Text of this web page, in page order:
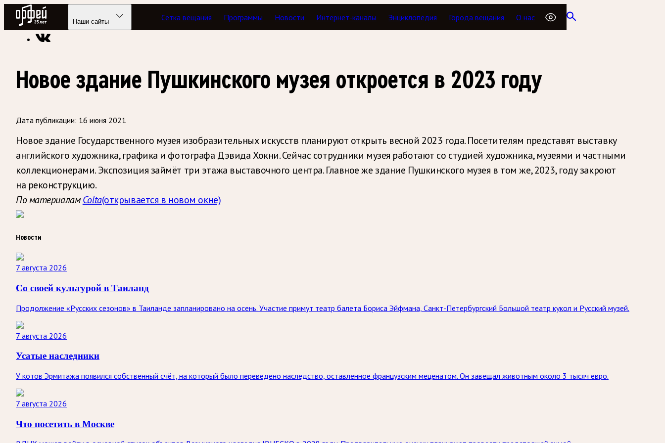
Радио Орфей
Наши сайты Сетка вещания Программы Новости Интернет-каналы Энциклопедия Города вещания О нас
Радио классической музыки «Орфей» Новости
Новое здание Пушкинского музея откроется в 2023 году
Дата публикации: 16 июня 2021
Новое здание Государственного музея изобразительных искусств планируют открыть весной 2023 года. Посетителям представят выставку
английского художника, графика и фотографа Дэвида Хокни. Сейчас сотрудники музея работают со студией художника, музеями и частными
коллекционерами. Экспозиция займёт три этажа выставочного центра. Главное же здание Пушкинского музея в том же, 2023, году закроют
на реконструкцию.
По материаламColta(открывается в новом окне)
Новости
7 августа 2026
Со своей культурой в Таиланд
Продолжение «Русских сезонов» в Таиланде запланировано на осень. Участие примут театр балета Бориса Эйфмана, Санкт-Петербургский Большой театр кукол и Русский музей.
7 августа 2026
Усатые наследники
У котов Эрмитажа появился собственный счёт, на который было переведено наследство, оставленное французским меценатом. Он завещал животным около 3 тысяч евро.
7 августа 2026
Что посетить в Москве